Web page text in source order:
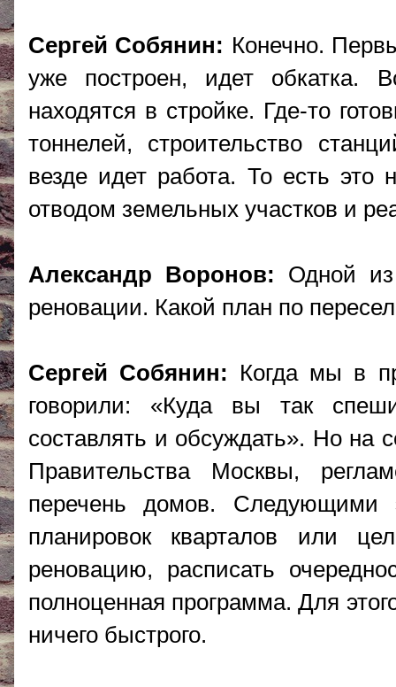
Сергей Собянин: Конечно.
уже построен, идет обкатка.
находятся в стройке. Где-то
тоннелей, строительство
везде идет работа. То есть это
отводом земельных участков и
Александр Воронов: Одной
реновации. Какой план по
Сергей Собянин: Когда мы в
говорили: «Куда вы так
составлять и обсуждать». Но на
Правительства Москвы,
перечень домов. Следующими
планировок кварталов или
реновацию, расписать
полноценная программа. Для
ничего быстрого.